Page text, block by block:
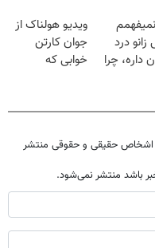
خانگی
درد
داره، چرا
ویدیو هولناک از
جوان کارتن
خوابی که
اشخاص حقیقی و حقوقی منتشر
باشد منتشر نمی‌شود.